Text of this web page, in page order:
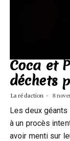
Coca et
déchets
La rédaction 8
Les deux
à un procès
avoir menti sur